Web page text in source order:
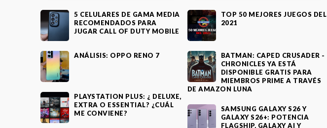
5 CELULARES DE GAMA MEDIA
RECOMENDADOS PARA
JUGAR CALL OF DUTY MOBILE
ANÁLISIS: OPPO RENO 7
PLAYSTATION PLUS: ¿ DELUXE,
EXTRA O ESSENTIAL? ¿CUÁL
ME CONVIENE?
TOP 50 MEJORES JUEGOS DEL
2021
BATMAN: CAPED CRUSADER -
CHRONICLES YA ESTÁ
DISPONIBLE GRATIS PARA
MIEMBROS PRIME A TRAVÉS
DE AMAZON LUNA
SAMSUNG GALAXY S26 Y
GALAXY S26+: POTENCIA
FLAGSHIP, GALAXY AI Y